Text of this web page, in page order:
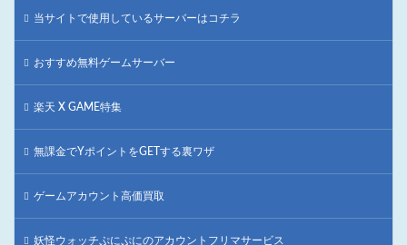
当サイトで使用しているサーバーはコチラ
おすすめ無料ゲームサーバー
楽天 X GAME特集
無課金でYポイントをGETする裏ワザ
ゲームアカウント高価買取
妖怪ウォッチぷにぷにのアカウントフリマサービス